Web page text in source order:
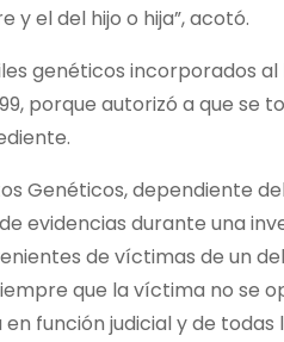
y el del hijo o hija”, acotó.
genéticos incorporados al
porque autorizó a que se
Genéticos, dependiente
evidencias durante una
de víctimas de un
que la víctima no se
función judicial y de